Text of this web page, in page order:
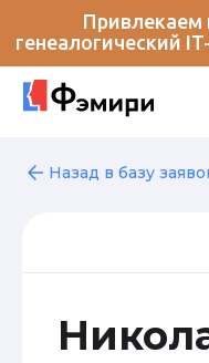
Привлекаем
генеалогический
Назад в базу